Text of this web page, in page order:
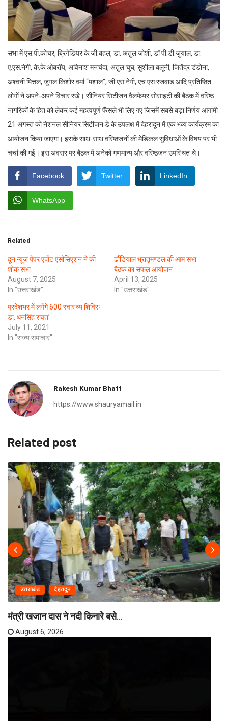
सभा में एस.पी.कोचर, ब्रिगेडियर के.जी.बहल, डा. अतुल जोशी, डॉ पी.डी.जुयाल, डा.
ए.एस.नेगी, के.के.ओबरॉय, अविनाश मनचंदा, अतुल चुघ, सुशीला बलूनी, जितेंद्र डंडोना,
अश्वनी मित्तल, जुगल किशोर वर्मा “मशाल”, जी.एस.नेगी, एच.एस.रजवाड़ आदि प्रतिष्ठित
लोगों ने अपने-अपने विचार रखे। सीनियर सिटीजन वैलफेयर सोसाइटी की बैठक में वरिष्ठ
नागरिकों के हित को लेकर कई महत्वपूर्ण फैंसले भी लिए गए जिसमें सबसे बड़ा निर्णय आगामी
21 अगस्त को नेशनल सीनियर सिटीजन डे के उपलक्ष में देहरादून में एक भव्य कार्यक्रम का
आयोजन किया जाएगा। इसके साथ-साथ वरिष्ठजनों की मेडिकल सुविधाओं के विषय पर भी
चर्चा की गई। इस अवसर पर बैठक में अनेकों गणमान्य और वरिष्ठजन उपस्थित थे।
Facebook Twitter LinkedIn
WhatsApp
Related
दून न्यूज़ पेपर एजेंट एसोसिएशन ने की
शोक सभा
August 7, 2025
In "उत्तराखंड"
ढौंडियाल भ्रातृमण्डल की आम सभा
बैठक का सफल आयोजन
April 13, 2025
In "उत्तराखंड"
प्रदेशभर में लगेंगे 600 स्वास्थ्य शिविरः
डा. धनसिंह रावत’
July 11, 2021
In "राज्य समाचार"
Rakesh Kumar Bhatt
https://www.shauryamail.in
Related post
उत्तराखंड देहरादून
मंत्री खजान दास ने नदी किनारे बसे...
August 6, 2026